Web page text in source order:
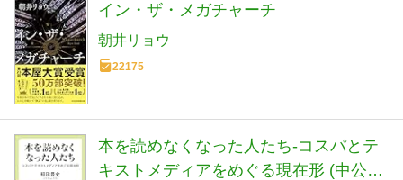
イン・ザ・メガチャーチ
朝井リョウ
22175
本を読めなくなった人たち-コスパとテ
キストメディアをめぐる現在形 (中公新